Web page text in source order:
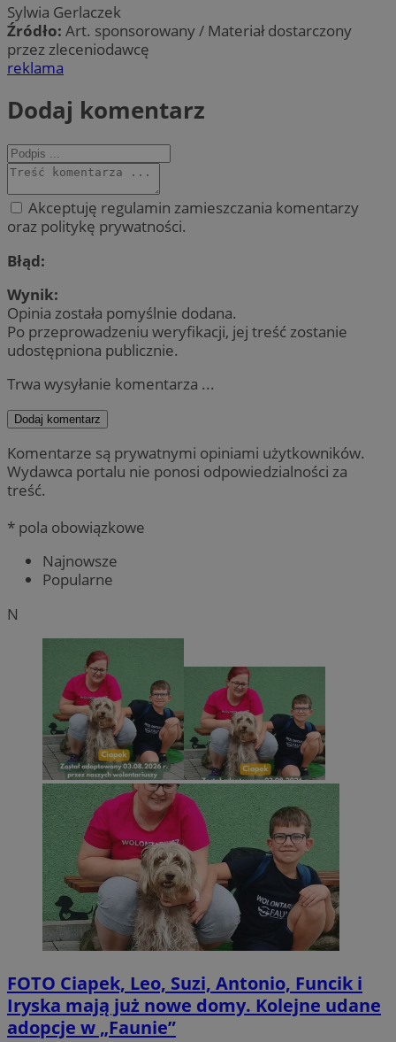
Sylwia Gerlaczek
Źródło: Art. sponsorowany / Materiał dostarczony
przez zleceniodawcę
reklama
Dodaj komentarz
Akceptuję regulamin zamieszczania komentarzy
oraz politykę prywatności.
Błąd:
Wynik:
Opinia została pomyślnie dodana.
Po przeprowadzeniu weryfikacji, jej treść zostanie
udostępniona publicznie.
Trwa wysyłanie komentarza ...
Dodaj komentarz
Komentarze są prywatnymi opiniami użytkowników.
Wydawca portalu nie ponosi odpowiedzialności za
treść.
* pola obowiązkowe
Najnowsze
Popularne
N
FOTO Ciapek, Leo, Suzi, Antonio, Funcik i
Iryska mają już nowe domy. Kolejne udane
adopcje w „Faunie”